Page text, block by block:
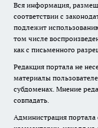
Вся информация,
соответствии с
подлежит
том числе
как с письменного
Редакция портала не
материалы
субдоменах. Мнение
совпадать.
Администрация портала